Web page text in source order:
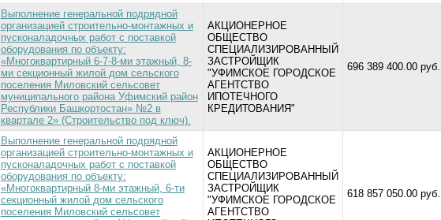
Выполнение генеральной подрядной
организацией строительно-монтажных и
пусконаладочных работ с поставкой
оборудования по объекту:
«Многоквартирный 6-7-8-ми этажный, 8-
ми секционный жилой дом сельского
поселения Миловский сельсовет
муниципального района Уфимский район
Республики Башкортостан» №2 в
квартале 2» (Строительство под ключ).
АКЦИОНЕРНОЕ
ОБЩЕСТВО
СПЕЦИАЛИЗИРОВАННЫЙ
ЗАСТРОЙЩИК
"УФИМСКОЕ ГОРОДСКОЕ
АГЕНТСТВО
ИПОТЕЧНОГО
КРЕДИТОВАНИЯ"
696 389 400.00 руб.
Выполнение генеральной подрядной
организацией строительно-монтажных и
пусконаладочных работ с поставкой
оборудования по объекту:
«Многоквартирный 8-ми этажный, 6-ти
секционный жилой дом сельского
поселения Миловский сельсовет
АКЦИОНЕРНОЕ
ОБЩЕСТВО
СПЕЦИАЛИЗИРОВАННЫЙ
ЗАСТРОЙЩИК
"УФИМСКОЕ ГОРОДСКОЕ
АГЕНТСТВО
618 857 050.00 руб.